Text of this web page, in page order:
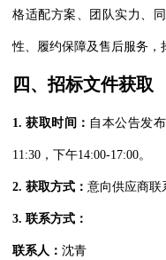
格适配方案、团队实力、
性、履约保障及售后服务，
四、招标文件获取
1.获取时间： 自本公告发
11:30，下午14:00-17:00。
2. 获取方式： 意向供应商联
3. 联系方式：
联系人： 沈青